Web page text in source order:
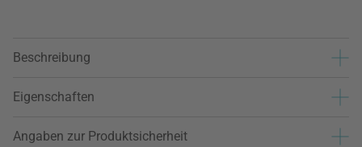
Beschreibung
Eigenschaften
Angaben zur Produktsicherheit